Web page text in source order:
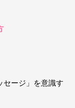
セージ」を意識す